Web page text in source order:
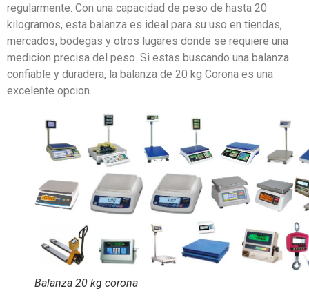
regularmente. Con una capacidad de peso de hasta 20
kilogramos, esta balanza es ideal para su uso en tiendas,
mercados, bodegas y otros lugares donde se requiere una
medicion precisa del peso. Si estas buscando una balanza
confiable y duradera, la balanza de 20 kg Corona es una
excelente opcion.
Balanza 20 kg corona